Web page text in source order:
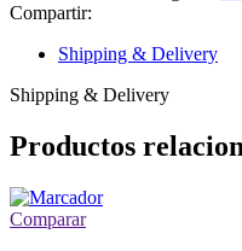
Compartir:
Shipping & Delivery
Shipping & Delivery
Productos
Comparar